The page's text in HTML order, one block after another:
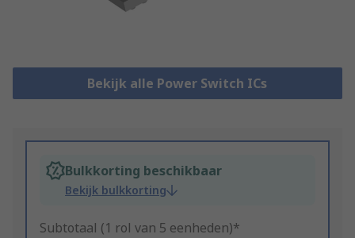
Bekijk alle Power Switch ICs
Bulkkorting beschikbaar
Bekijk bulkkorting
Subtotaal (1 rol van 5 eenheden)*